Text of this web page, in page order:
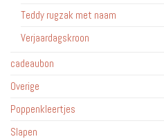
Teddy rugzak met naam
Verjaardagskroon
cadeaubon
Overige
Poppenkleertjes
Slapen